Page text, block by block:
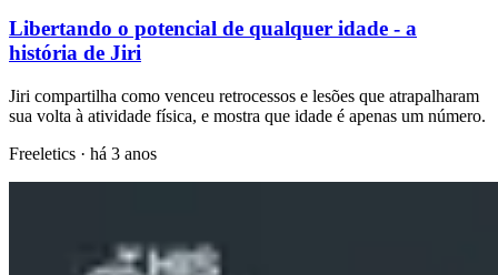
Libertando o potencial de qualquer idade - a
história de Jiri
Jiri compartilha como venceu retrocessos e lesões que atrapalharam
sua volta à atividade física, e mostra que idade é apenas um número.
Freeletics · há 3 anos